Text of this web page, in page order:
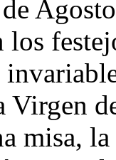
los
Virgen
misa,